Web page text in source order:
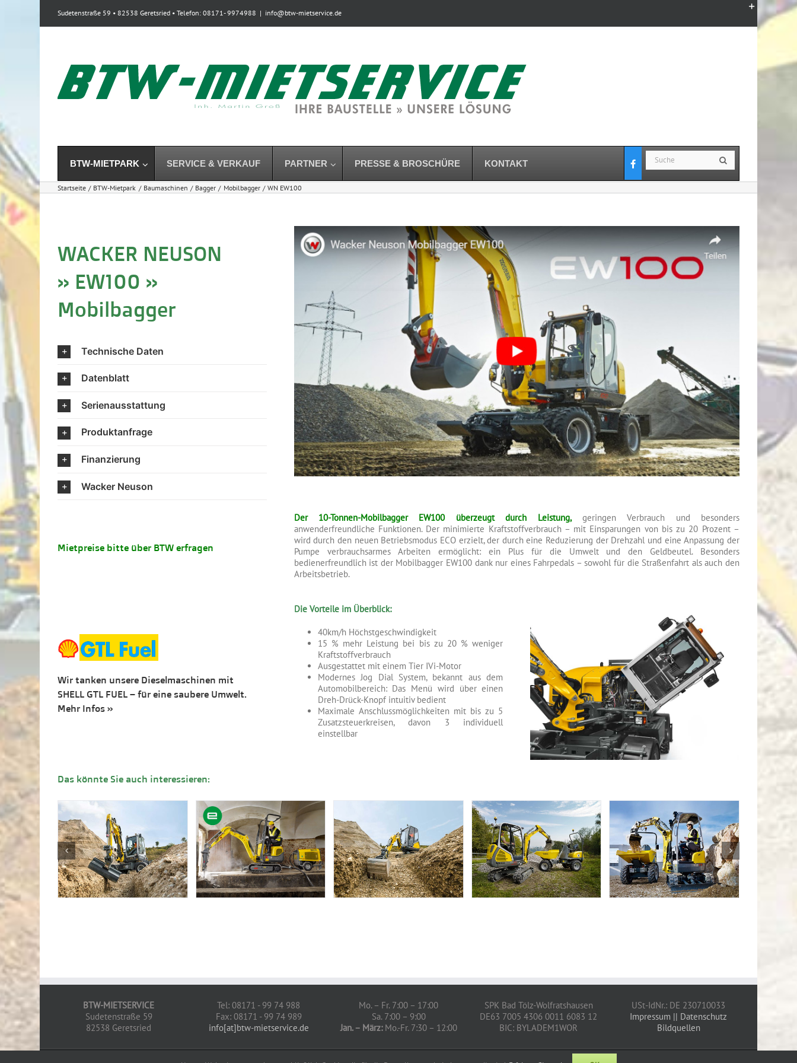
Sudetenstraße 59 • 82538 Geretsried • Telefon: 08171- 9974988 | info@btw-mietservice.de
BTW-MIETPARK SERVICE & VERKAUF PARTNER PRESSE & BROSCHÜRE KONTAKT
Startseite BTW-Mietpark Baumaschinen Bagger Mobilbagger WN EW100
WACKER NEUSON
» EW100 »
Mobilbagger
Technische Daten
Datenblatt
Serienausstattung
Produktanfrage
Finanzierung
Wacker Neuson
Mietpreise bitte über BTW erfragen
Der 10-Tonnen-Mobilbagger EW100 überzeugt durch Leistung,geringen Verbrauch und besonders
anwenderfreundliche Funktionen. Der minimierte Kraftstoffverbrauch – mit Einsparungen von bis zu 20 Prozent –
wird durch den neuen Betriebsmodus ECO erzielt, der durch eine Reduzierung der Drehzahl und eine Anpassung der
Pumpe verbrauchsarmes Arbeiten ermöglicht: ein Plus für die Umwelt und den Geldbeutel. Besonders
bedienerfreundlich ist der Mobilbagger EW100 dank nur eines Fahrpedals – sowohl für die Straßenfahrt als auch den
Arbeitsbetrieb.
Wir tanken unsere Dieselmaschinen mit
SHELL GTL FUEL – für eine saubere Umwelt.
Mehr Infos »
Die Vorteile im Überblick:
40km/h Höchstgeschwindigkeit
15 % mehr Leistung bei bis zu 20 % weniger
Kraftstoffverbrauch
Ausgestattet mit einem Tier IVi-Motor
Modernes Jog Dial System, bekannt aus dem
Automobilbereich: Das Menü wird über einen
Dreh-Drück-Knopf intuitiv bedient
Maximale Anschlussmöglichkeiten mit bis zu 5
Zusatzsteuerkreisen, davon 3 individuell
einstellbar
Das könnte Sie auch interessieren:
BTW-MIETSERVICE
Sudetenstraße 59
82538 Geretsried
Tel: 08171 - 99 74 988
Fax: 08171 - 99 74 989
info[at]btw-mietservice.de
Mo. – Fr. 7:00 – 17:00
Sa. 7:00 – 9:00
Jan. – März:Mo.-Fr. 7:30 – 12:00
SPK Bad Tölz-Wolfratshausen
DE63 7005 4306 0011 6083 12
BIC: BYLADEM1WOR
USt-IdNr.: DE 230710033
Impressum || Datenschutz
Bildquellen
Toggle